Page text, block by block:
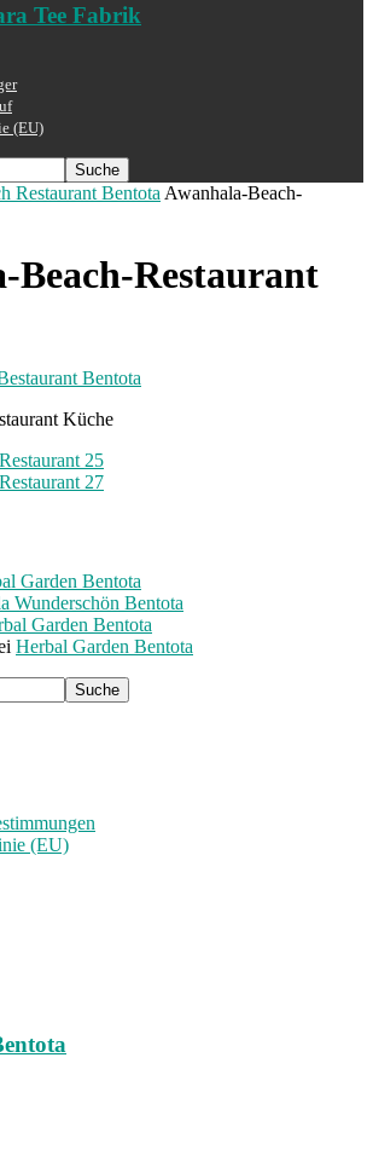
Tee Fabrik
(EU)
Restaurant BentotaAwanhala-Beach-
Beach-Restaurant
Küche
Garden Bentota
Wunderschön Bentota
Garden Bentota
Herbal Garden Bentota
(EU)